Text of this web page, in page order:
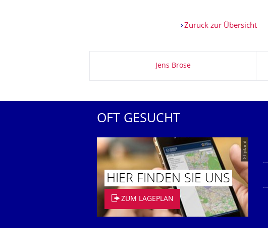
Zurück zur Übersicht
Jens Brose
OFT GESUCHT
© placit
HIER FINDEN SIE UNS
ZUM LAGEPLAN